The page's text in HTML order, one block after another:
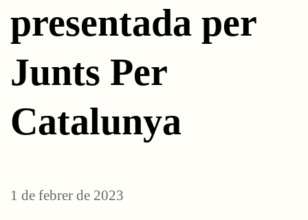
presentada per
Junts Per
Catalunya
1 de febrer de 2023